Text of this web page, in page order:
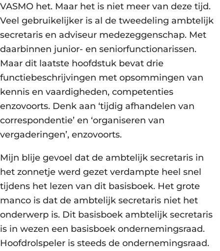
VASMO het. Maar het is niet meer van deze tijd.
Veel gebruikelijker is al de tweedeling ambtelijk
secretaris en adviseur medezeggenschap. Met
daarbinnen junior- en seniorfunctionarissen.
Maar dit laatste hoofdstuk bevat drie
functiebeschrijvingen met opsommingen van
kennis en vaardigheden, competenties
enzovoorts. Denk aan ‘tijdig afhandelen van
correspondentie’ en ‘organiseren van
vergaderingen’, enzovoorts.
Mijn blije gevoel dat de ambtelijk secretaris in
het zonnetje werd gezet verdampte heel snel
tijdens het lezen van dit basisboek. Het grote
manco is dat de ambtelijk secretaris niet het
onderwerp is. Dit basisboek ambtelijk secretaris
is in wezen een basisboek ondernemingsraad.
Hoofdrolspeler is steeds de ondernemingsraad.